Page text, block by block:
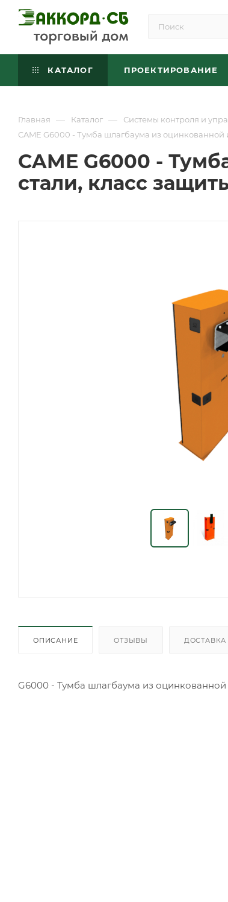
КАТАЛОГ ПРОЕКТИРОВАНИЕ
Главная — Каталог — Системы контроля и
CAME G6000 - Тумба шлагбаума из
CAME G6000 -
стали, класс
ОПИСАНИЕ ОТЗЫВЫ ДОСТАВКА
G6000 - Тумба шлагбаума из